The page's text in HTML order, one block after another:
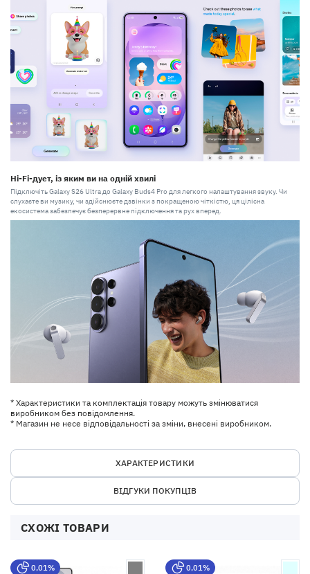
Hi-Fi-дует, із яким ви на одній хвилі
Підключіть Galaxy S26 Ultra до Galaxy Buds4 Pro для легкого налаштування звуку. Чи
слухаєте ви музику, чи здійснюєте дзвінки з покращеною чіткістю, ця цілісна
екосистема забезпечує безперервне підключення та рух вперед.
* Характеристики та комплектація товару можуть змінюватися
виробником без повідомлення.
* Магазин не несе відповідальності за зміни, внесені виробником.
ХАРАКТЕРИСТИКИ
ВІДГУКИ ПОКУПЦІВ
СХОЖІ ТОВАРИ
0,01%
0,01%